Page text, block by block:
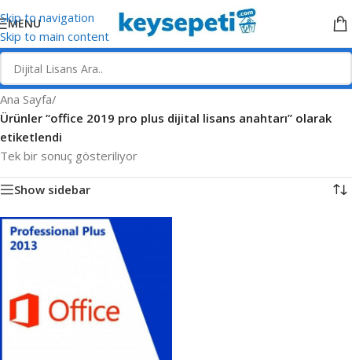
Skip to navigation
Skip to main content
MENU
Ana Sayfa/
Ürünler “office 2019 pro plus dijital lisans anahtarı” olarak
etiketlendi
Tek bir sonuç gösteriliyor
Show sidebar